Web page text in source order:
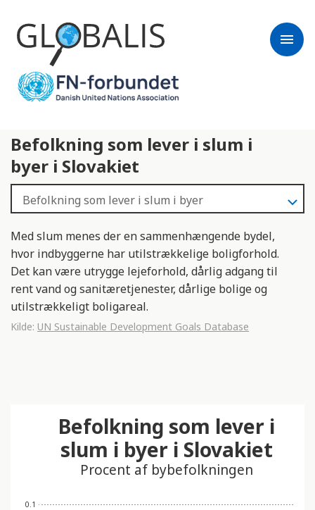
menu
Befolkning som lever i slum i
byer i Slovakiet
Med slum menes der en sammenhængende bydel,
hvor indbyggerne har utilstrækkelige boligforhold.
Det kan være utrygge lejeforhold, dårlig adgang til
rent vand og sanitæretjenester, dårlige bolige og
utilstrækkeligt boligareal.
Kilde: UN Sustainable Development Goals Database
0.1
Befolkning som lever i
slum i byer i Slovakiet
Procent af bybefolkningen